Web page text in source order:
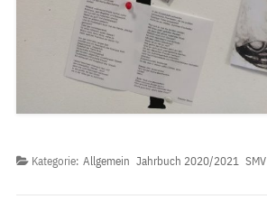
Kategorie: Allgemein Jahrbuch 2020/2021 SMV